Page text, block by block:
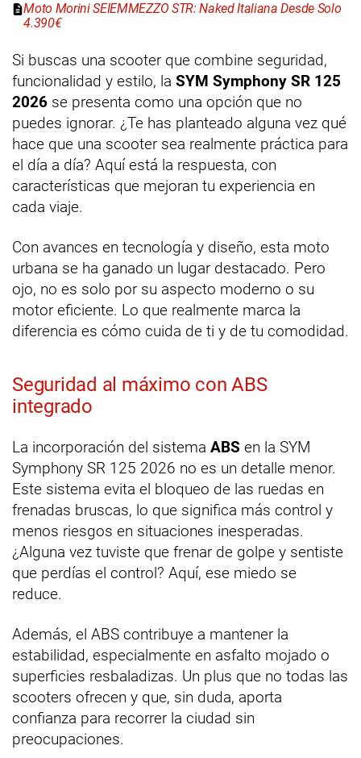
Moto Morini SEIEMMEZZO STR: Naked Italiana Desde Solo
4.390€
Si buscas una scooter que combine seguridad,
funcionalidad y estilo, la SYM Symphony SR 125
2026 se presenta como una opción que no
puedes ignorar. ¿Te has planteado alguna vez qué
hace que una scooter sea realmente práctica para
el día a día? Aquí está la respuesta, con
características que mejoran tu experiencia en
cada viaje.
Con avances en tecnología y diseño, esta moto
urbana se ha ganado un lugar destacado. Pero
ojo, no es solo por su aspecto moderno o su
motor eficiente. Lo que realmente marca la
diferencia es cómo cuida de ti y de tu comodidad.
Seguridad al máximo con ABS
integrado
La incorporación del sistema ABS en la SYM
Symphony SR 125 2026 no es un detalle menor.
Este sistema evita el bloqueo de las ruedas en
frenadas bruscas, lo que significa más control y
menos riesgos en situaciones inesperadas.
¿Alguna vez tuviste que frenar de golpe y sentiste
que perdías el control? Aquí, ese miedo se
reduce.
Además, el ABS contribuye a mantener la
estabilidad, especialmente en asfalto mojado o
superficies resbaladizas. Un plus que no todas las
scooters ofrecen y que, sin duda, aporta
confianza para recorrer la ciudad sin
preocupaciones.